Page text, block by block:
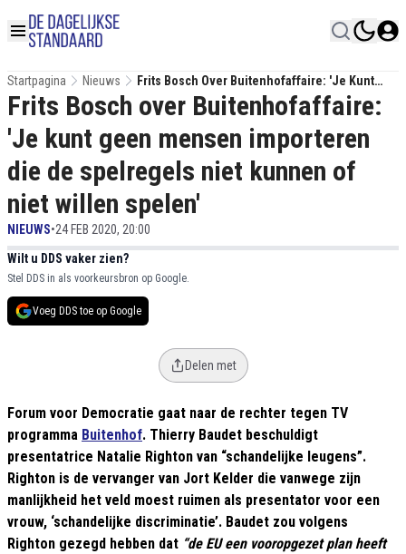
Startpagina Nieuws
Frits Bosch Over Buitenhofaffaire: 'Je Kunt
Geen Mensen Importeren Die De Spelregels
Niet Kunnen Of Niet Willen Spelen'
Frits Bosch over Buitenhofaffaire:
'Je kunt geen mensen importeren
die de spelregels niet kunnen of
niet willen spelen'
NIEUWS•24 FEB 2020, 20:00
Wilt u DDS vaker zien?
Stel DDS in als voorkeursbron op Google.
Voeg DDS toe op Google
Delen met
Forum voor Democratie gaat naar de rechter tegen TV
programma Buitenhof. Thierry Baudet beschuldigt
presentatrice Natalie Righton van “schandelijke leugens”.
Righton is de vervanger van Jort Kelder die vanwege zijn
manlijkheid het veld moest ruimen als presentator voor een
vrouw, ‘schandelijke discriminatie’. Baudet zou volgens
Righton gezegd hebben dat “de EU een vooropgezet plan heeft